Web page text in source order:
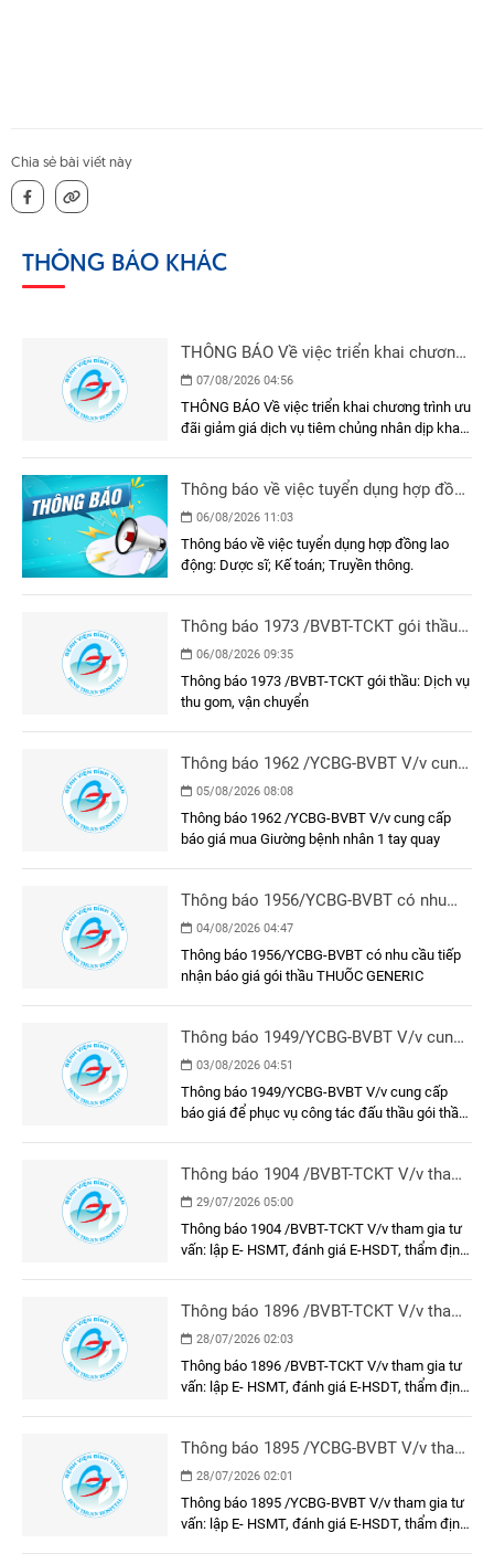
Chia sẻ bài viết này
THÔNG BÁO KHÁC
THÔNG BÁO Về việc triển khai chương
trình ưu đãi giảm giá dịch vụ tiêm
chủng nhân dịp khai trương Phòng Tiêm
chủng - Bệnh viện Đa khoa Bình Thuận
07/08/2026 04:56
THÔNG BÁO Về việc triển khai chương trình ưu
đãi giảm giá dịch vụ tiêm chủng nhân dịp khai
Thông báo về việc tuyển dụng hợp đồng
lao động
06/08/2026 11:03
Thông báo về việc tuyển dụng hợp đồng lao
động: Dược sĩ; Kế toán; Truyền thông.
Thông báo 1973 /BVBT-TCKT gói thầu:
Dịch vụ thu gom, vận chuyển
06/08/2026 09:35
Thông báo 1973 /BVBT-TCKT gói thầu: Dịch vụ
thu gom, vận chuyển
Thông báo 1962 /YCBG-BVBT V/v cung
cấp báo giá mua Giường bệnh nhân 1
tay quay
05/08/2026 08:08
Thông báo 1962 /YCBG-BVBT V/v cung cấp
báo giá mua Giường bệnh nhân 1 tay quay
Thông báo 1956/YCBG-BVBT có nhu
cầu tiếp nhận báo giá gói thầu THUÕC
GENERIC
04/08/2026 04:47
Thông báo 1956/YCBG-BVBT có nhu cầu tiếp
nhận báo giá gói thầu THUÕC GENERIC
Thông báo 1949/YCBG-BVBT V/v cung
cấp báo giá để phục vụ công tác đấu
thầu gói thầu: Làm vách ngăn phòng
tiêm chủng và khung, cửa khu vực tiêm
03/08/2026 04:51
Thông báo 1949/YCBG-BVBT V/v cung cấp
báo giá để phục vụ công tác đấu thầu gói thầu:
Bình Thuận
Thông báo 1904 /BVBT-TCKT V/v tham
gia tư vấn: lập E- HSMT, đánh giá E-
HSDT, thẩm định E-HSMT và kết quả
lựa chọn nhà thầu gói thầu: Trang phục
29/07/2026 05:00
Thông báo 1904 /BVBT-TCKT V/v tham gia tư
vấn: lập E- HSMT, đánh giá E-HSDT, thẩm định
Thông báo 1896 /BVBT-TCKT V/v tham
gia tư vấn: lập E- HSMT, đánh giá E-
HSDT, thẩm định E-HSMT và kết quả
lựa chọn nhà thầu gói thầu: Vận hành
28/07/2026 02:03
Thông báo 1896 /BVBT-TCKT V/v tham gia tư
vấn: lập E- HSMT, đánh giá E-HSDT, thẩm định
môi trường
Thông báo 1895 /YCBG-BVBT V/v tham
gia tư vấn: lập E- HSMT, đánh giá E-
HSDT, thẩm định E-HSMT và kết quả
lựa chọn nhà thầu gói thầu: Dụng cụ, y
28/07/2026 02:01
Thông báo 1895 /YCBG-BVBT V/v tham gia tư
vấn: lập E- HSMT, đánh giá E-HSDT, thẩm định